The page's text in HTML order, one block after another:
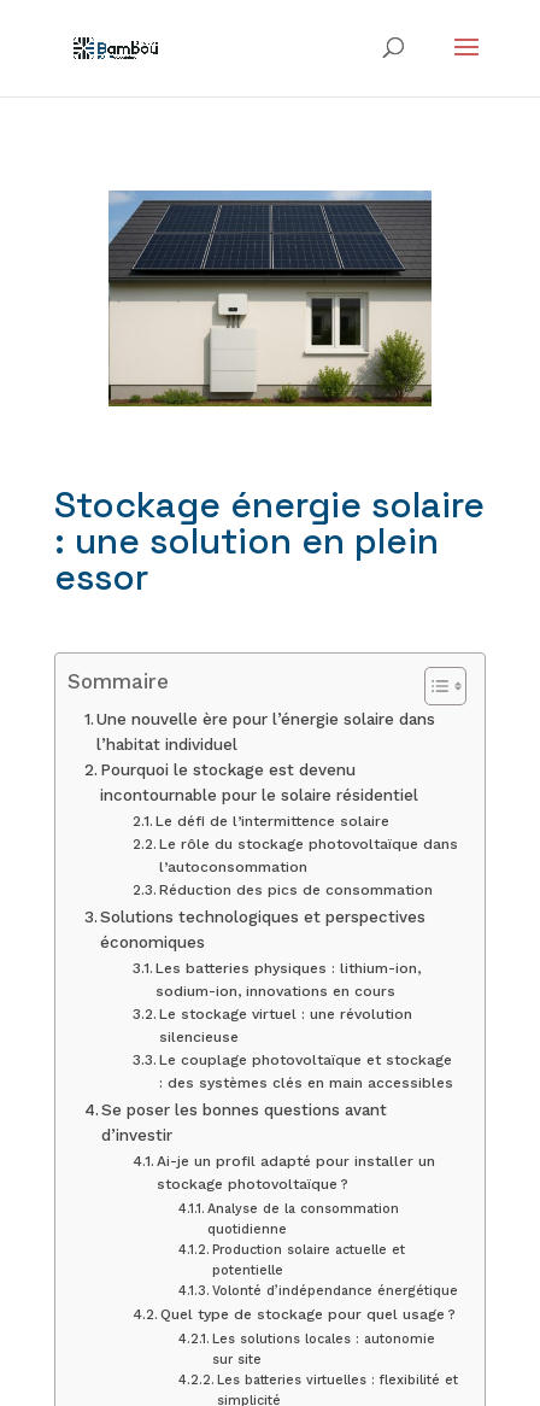
Stockage énergie solaire
: une solution en plein
essor
Sommaire
Une nouvelle ère pour l’énergie solaire dans
l’habitat individuel
Pourquoi le stockage est devenu
incontournable pour le solaire résidentiel
Le défi de l’intermittence solaire
Le rôle du stockage photovoltaïque dans
l’autoconsommation
Réduction des pics de consommation
Solutions technologiques et perspectives
économiques
Les batteries physiques : lithium-ion,
sodium-ion, innovations en cours
Le stockage virtuel : une révolution
silencieuse
Le couplage photovoltaïque et stockage
: des systèmes clés en main accessibles
Se poser les bonnes questions avant
d’investir
Ai-je un profil adapté pour installer un
stockage photovoltaïque ?
Analyse de la consommation
quotidienne
Production solaire actuelle et
potentielle
Volonté d’indépendance énergétique
Quel type de stockage pour quel usage ?
Les solutions locales : autonomie
sur site
Les batteries virtuelles : flexibilité et
simplicité